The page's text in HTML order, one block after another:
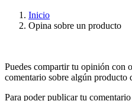
Inicio
Opina sobre un producto
Puedes compartir tu opinión con
comentario sobre algún producto
Para poder publicar tu